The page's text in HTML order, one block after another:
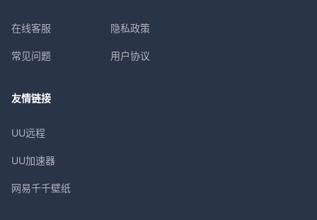
在线客服
常见问题
隐私政策
用户协议
友情链接
UU远程
UU加速器
网易千千壁纸